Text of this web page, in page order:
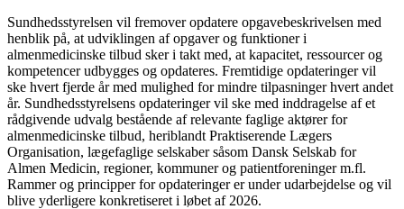
Sundhedsstyrelsen vil fremover opdatere opgavebeskrivelsen med
henblik på, at udviklingen af opgaver og funktioner i
almenmedicinske tilbud sker i takt med, at kapacitet, ressourcer og
kompetencer udbygges og opdateres. Fremtidige opdateringer vil
ske hvert fjerde år med mulighed for mindre tilpasninger hvert andet
år. Sundhedsstyrelsens opdateringer vil ske med inddragelse af et
rådgivende udvalg bestående af relevante faglige aktører for
almenmedicinske tilbud, heriblandt Praktiserende Lægers
Organisation, lægefaglige selskaber såsom Dansk Selskab for
Almen Medicin, regioner, kommuner og patientforeninger m.fl.
Rammer og principper for opdateringer er under udarbejdelse og vil
blive yderligere konkretiseret i løbet af 2026.